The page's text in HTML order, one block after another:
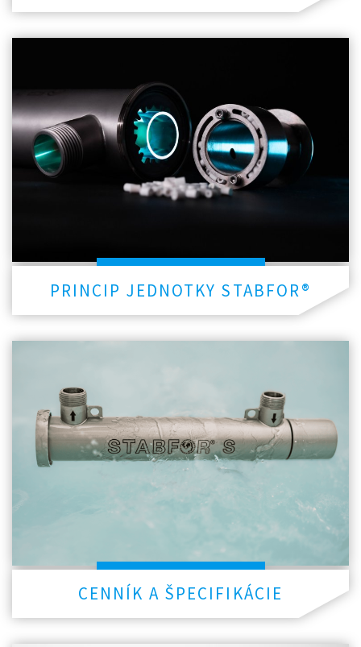
PRINCIP JEDNOTKY STABFOR®
CENNÍK A ŠPECIFIKÁCIE